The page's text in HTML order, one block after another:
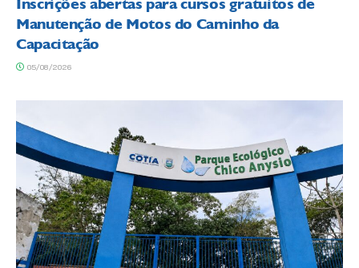
Inscrições abertas para cursos gratuitos de
Manutenção de Motos do Caminho da
Capacitação
05/08/2026